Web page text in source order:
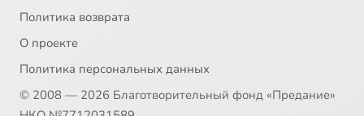
Политика возврата
О проекте
Политика персональных данных
© 2008 — 2026 Благотворительный фонд «Предание»